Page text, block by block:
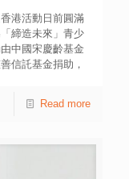
港活動日前圓滿
締造未來」青少
中國宋慶齡基金
信託基金捐助，
科技與文化傳承
長，FAST運行
院長、文物保護
Read more